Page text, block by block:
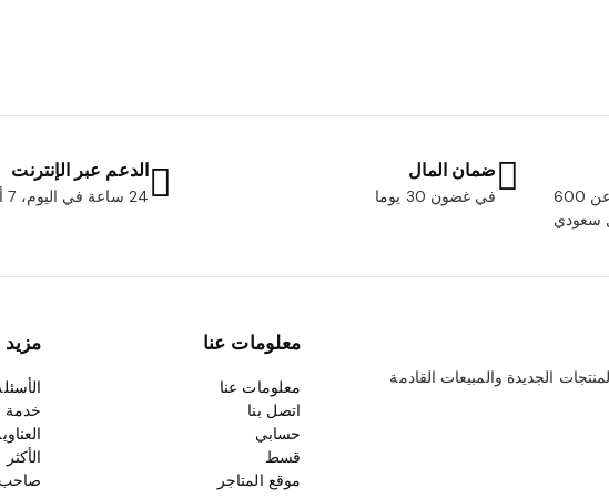
شحن مجاني للطلبات التي تزيد عن 600
سعودي
ضمان المال
في غضون 30 يوما
الدعم عبر الإنترنت
24 ساعة في اليوم، 7 أيام في الأسبوع
الجديدة والمبيعات القادمة
معلومات عنا
معلومات عنا
اتصل بنا
حسابي
قسط
موقع المتاجر
خدمة
الأكثر
صاحب